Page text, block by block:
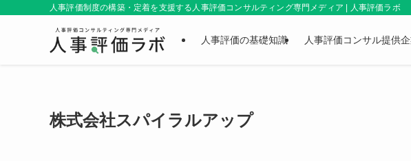
人事評価制度の構築・定着を支援する人事評価コンサルティング専門メディア | 人事評価ラボ
人事評価の基礎知識 人事評価コンサル提供
株式会社スパイラルアップ